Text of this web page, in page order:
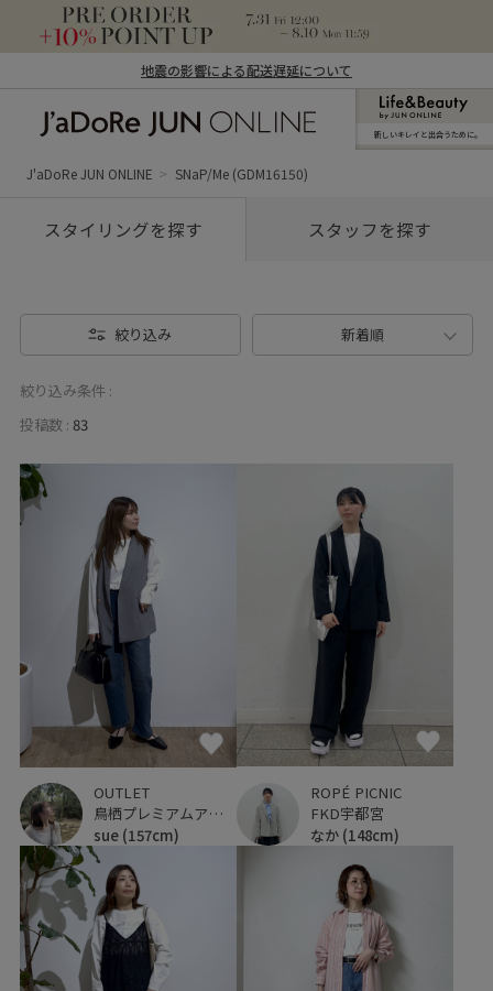
地震の影響による配送遅延について
ン オンライン）
新しいキレイと出合うために。
J'aDoRe JUN ONLINE SNaP/Me (GDM16150)
スタイリングを探す スタッフを探す
絞り込み 新着順
絞り込み条件 :
投稿数 : 83
OUTLET
鳥栖プレミアムアウトレット
sue (157cm)
ROPÉ PICNIC
FKD宇都宮
なか (148cm)